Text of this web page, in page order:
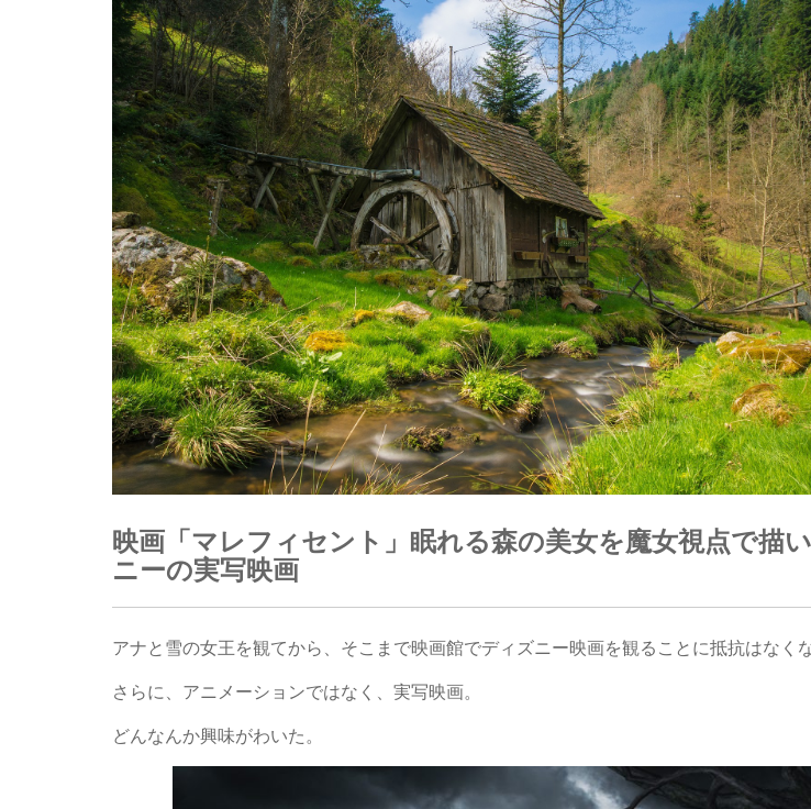
映画「マレフィセント」眠れる森の美女を魔女視点で描
ニーの実写映画
アナと雪の女王を観てから、そこまで映画館でディズニー映画を観ることに抵抗はなく
さらに、アニメーションではなく、実写映画。
どんなんか興味がわいた。